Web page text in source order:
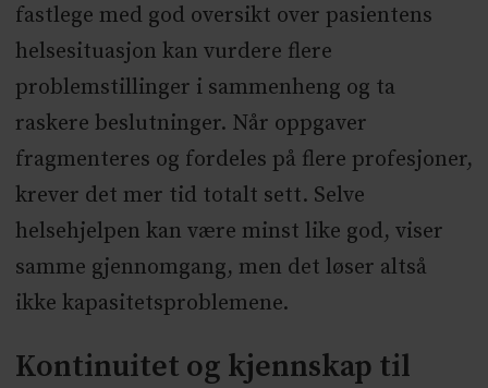
fastlege med god oversikt over pasientens
helsesituasjon kan vurdere flere
problemstillinger i sammenheng og ta
raskere beslutninger. Når oppgaver
fragmenteres og fordeles på flere profesjoner,
krever det mer tid totalt sett. Selve
helsehjelpen kan være minst like god, viser
samme gjennomgang, men det løser altså
ikke kapasitetsproblemene.
Kontinuitet og kjennskap til